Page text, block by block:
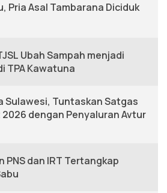
Pria Asal Tambarana Diciduk
Ubah Sampah menjadi
TPA Kawatuna
Sulawesi, Tuntaskan Satgas
2026 dengan Penyaluran Avtur
PNS dan IRT Tertangkap